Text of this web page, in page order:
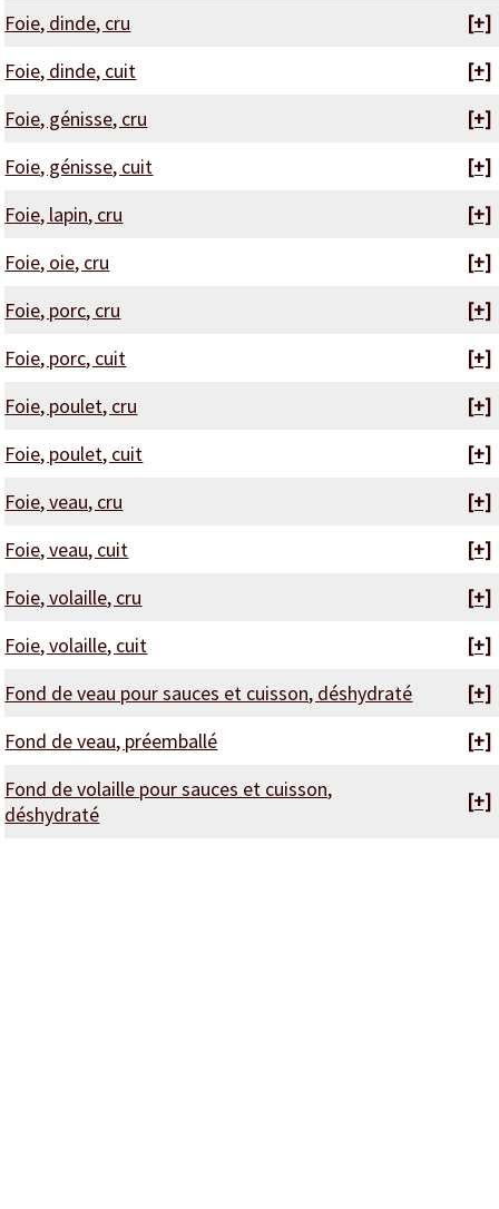
Foie, dinde, cru
[+]
Foie, dinde, cuit
[+]
Foie, génisse, cru
[+]
Foie, génisse, cuit
[+]
Foie, lapin, cru
[+]
Foie, oie, cru
[+]
Foie, porc, cru
[+]
Foie, porc, cuit
[+]
Foie, poulet, cru
[+]
Foie, poulet, cuit
[+]
Foie, veau, cru
[+]
Foie, veau, cuit
[+]
Foie, volaille, cru
[+]
Foie, volaille, cuit
[+]
Fond de veau pour sauces et cuisson, déshydraté
[+]
Fond de veau, préemballé
[+]
Fond de volaille pour sauces et cuisson,
déshydraté
[+]